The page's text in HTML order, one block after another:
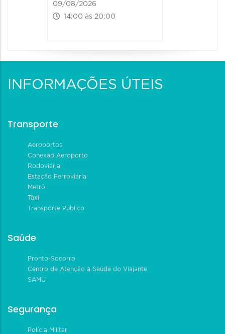
09/08/2026
14:00 às 20:00
INFORMAÇÕES ÚTEIS
Transporte
Aeroportos
Conexão Aeroporto
Rodoviária
Estação Ferroviária
Metrô
Táxi
Transporte Público
Saúde
Pronto-Socorro
Centro de Atenção à Saúde do Viajante
SAMU
Segurança
Polícia Militar